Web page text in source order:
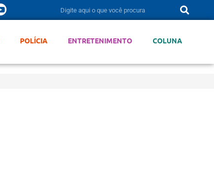
POLÍCIA ENTRETENIMENTO COLUNA